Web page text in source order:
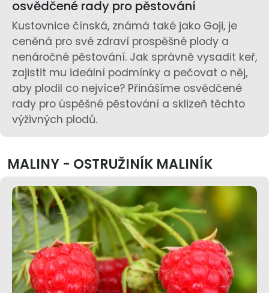
osvědčené rady pro pěstování
Kustovnice čínská, známá také jako Goji, je
ceněná pro své zdraví prospěšné plody a
nenáročné pěstování. Jak správně vysadit keř,
zajistit mu ideální podmínky a pečovat o něj,
aby plodil co nejvíce? Přinášíme osvědčené
rady pro úspěšné pěstování a sklizeň těchto
výživných plodů.
MALINY - OSTRUŽINÍK MALINÍK